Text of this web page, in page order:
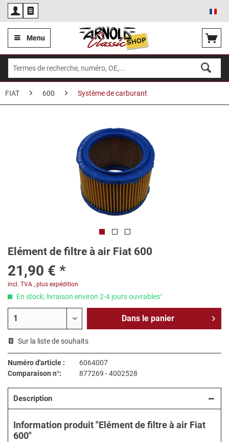
Menu
FIAT 600 Système de carburant
Elément de filtre à air Fiat 600
21,90 € *
incl. TVA , plus expédition
En stock, livraison environ 2-4 jours ouvrables¹
Dans le panier
Sur la liste de souhaits
Numéro d'article :
6064007
Comparaison n°:
877269 - 4002528
Description
Information produit "Elément de filtre à air Fiat
600"